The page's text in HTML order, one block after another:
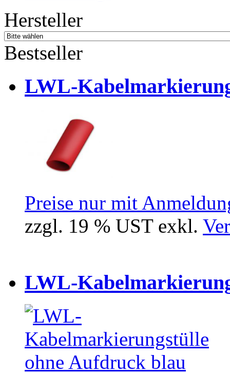
Hersteller
Bestseller
LWL-
Preise nur mit
zzgl. 19 % UST exkl.
LWL-